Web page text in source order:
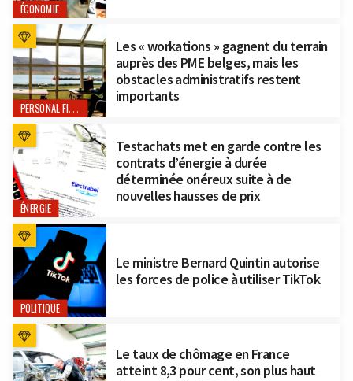
ÉCONOMIE
PERSONAL FINANCE
Les « workations » gagnent du terrain
auprès des PME belges, mais les
obstacles administratifs restent
importants
ÉNERGIE
Testachats met en garde contre les
contrats d’énergie à durée
déterminée onéreux suite à de
nouvelles hausses de prix
POLITIQUE
Le ministre Bernard Quintin autorise
les forces de police à utiliser TikTok
Le taux de chômage en France
atteint 8,3 pour cent, son plus haut